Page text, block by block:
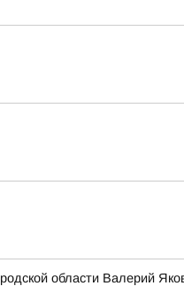
области Валерий